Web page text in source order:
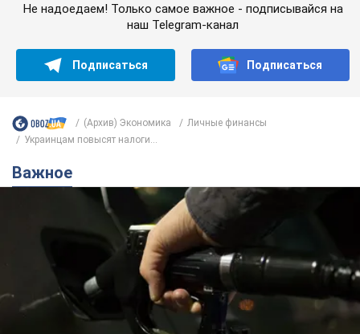
Не надоедаем! Только самое важное - подписывайся на
наш Telegram-канал
Подписаться Подписаться
(Архив) Экономика
Личные финансы
Украинцам повысят налоги...
Важное